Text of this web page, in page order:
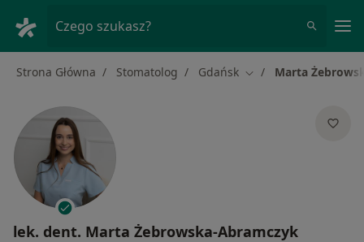
Czego szukasz?
Strona Główna Stomatolog Gdańsk Zmień miasto
Marta
lek. dent. Marta Żebrowska-Abramczyk